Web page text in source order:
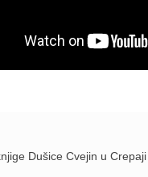
Dušice Cvejin u Crepaji